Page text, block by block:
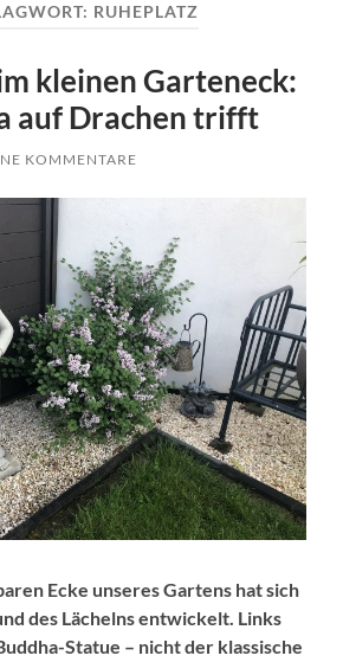
RUHEPLATZ
kleinen Garteneck:
auf Drachen trifft
KOMMENTARE
Ecke unseres Gartens hat sich
des Lächelns entwickelt. Links
Statue – nicht der klassische